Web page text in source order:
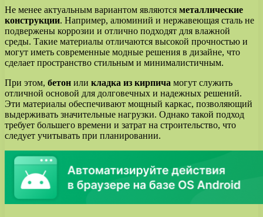
Не менее актуальным вариантом являются металлические
конструкции. Например, алюминий и нержавеющая сталь не
подвержены коррозии и отлично подходят для влажной
среды. Такие материалы отличаются высокой прочностью и
могут иметь современные модные решения в дизайне, что
сделает пространство стильным и минималистичным.
При этом, бетон или кладка из кирпича могут служить
отличной основой для долговечных и надежных решений.
Эти материалы обеспечивают мощный каркас, позволяющий
выдерживать значительные нагрузки. Однако такой подход
требует большего времени и затрат на строительство, что
следует учитывать при планировании.